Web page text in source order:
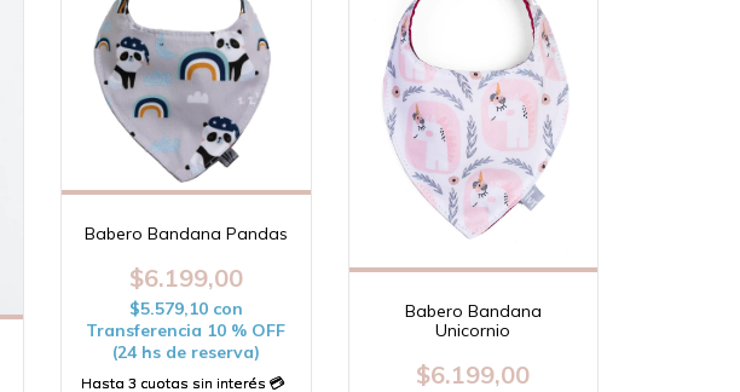
Babero Bandana Pandas
$6.199,00
$5.579,10 con
Transferencia 10 % OFF
(24 hs de reserva)
Babero Bandana
Unicornio
$6.199,00